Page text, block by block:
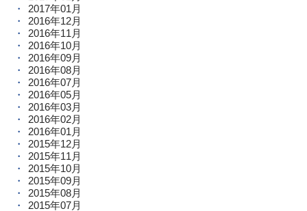
2017年01月
2016年12月
2016年11月
2016年10月
2016年09月
2016年08月
2016年07月
2016年05月
2016年03月
2016年02月
2016年01月
2015年12月
2015年11月
2015年10月
2015年09月
2015年08月
2015年07月